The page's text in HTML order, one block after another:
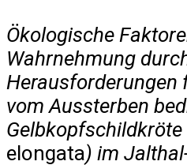
Ökologische
Wahrnehmung
Herausforderungen
vom Aussterben
Gelbkopfschildkröte
elongata) im